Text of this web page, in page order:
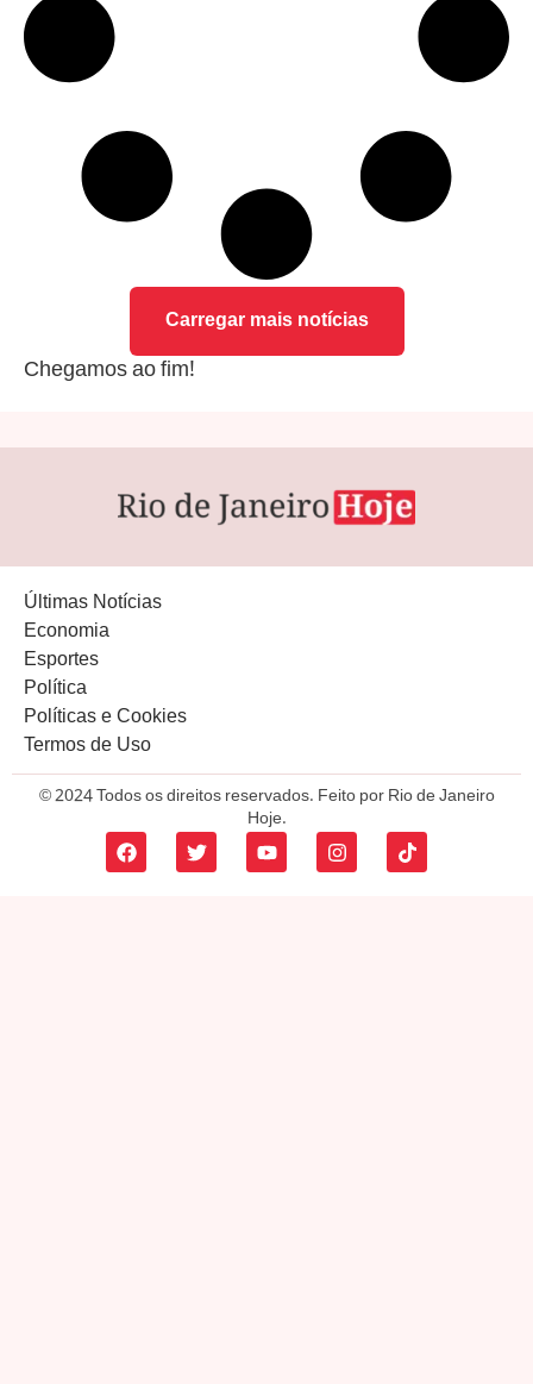
Carregar mais notícias
Chegamos ao fim!
Últimas Notícias
Economia
Esportes
Política
Políticas e Cookies
Termos de Uso
© 2024 Todos os direitos reservados. Feito por Rio de Janeiro
Hoje.